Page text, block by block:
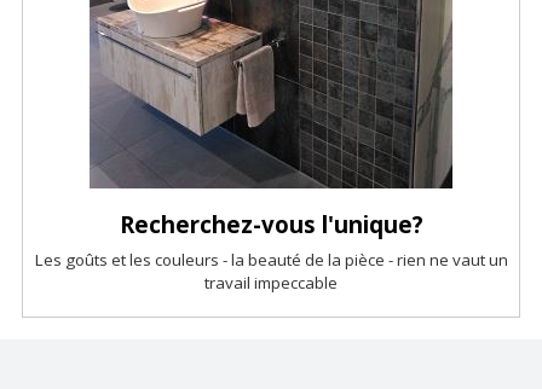
Recherchez-vous l'unique?
Les goûts et les couleurs - la beauté de la pièce - rien ne vaut un
travail impeccable